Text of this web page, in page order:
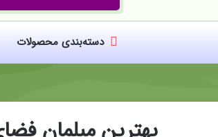
دسته‌بندی محصولات